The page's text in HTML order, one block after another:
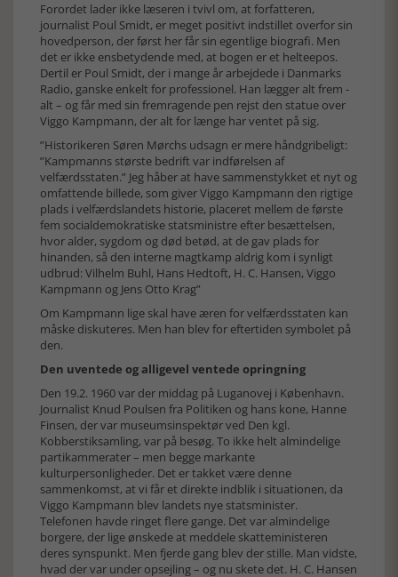
Forordet lader ikke læseren i tvivl om, at forfatteren,
journalist Poul Smidt, er meget positivt indstillet overfor sin
hovedperson, der først her får sin egentlige biografi. Men
det er ikke ensbetydende med, at bogen er et helteepos.
Dertil er Poul Smidt, der i mange år arbejdede i Danmarks
Radio, ganske enkelt for professionel. Han lægger alt frem -
alt – og får med sin fremragende pen rejst den statue over
Viggo Kampmann, der alt for længe har ventet på sig.
”Historikeren Søren Mørchs udsagn er mere håndgribeligt:
”Kampmanns største bedrift var indførelsen af
velfærdsstaten.” Jeg håber at have sammenstykket et nyt og
omfattende billede, som giver Viggo Kampmann den rigtige
plads i velfærdslandets historie, placeret mellem de første
fem socialdemokratiske statsministre efter besættelsen,
hvor alder, sygdom og død betød, at de gav plads for
hinanden, så den interne magtkamp aldrig kom i synligt
udbrud: Vilhelm Buhl, Hans Hedtoft, H. C. Hansen, Viggo
Kampmann og Jens Otto Krag”
Om Kampmann lige skal have æren for velfærdsstaten kan
måske diskuteres. Men han blev for eftertiden symbolet på
den.
Den uventede og alligevel ventede opringning
Den 19.2. 1960 var der middag på Luganovej i København.
Journalist Knud Poulsen fra Politiken og hans kone, Hanne
Finsen, der var museumsinspektør ved Den kgl.
Kobberstiksamling, var på besøg. To ikke helt almindelige
partikammerater – men begge markante
kulturpersonligheder. Det er takket være denne
sammenkomst, at vi får et direkte indblik i situationen, da
Viggo Kampmann blev landets nye statsminister.
Telefonen havde ringet flere gange. Det var almindelige
borgere, der lige ønskede at meddele skatteministeren
deres synspunkt. Men fjerde gang blev der stille. Man vidste,
hvad der var under opsejling – og nu skete det. H. C. Hansen